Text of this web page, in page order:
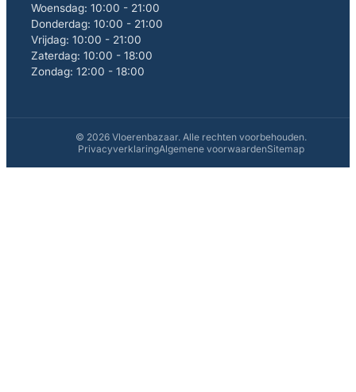
Woensdag: 10:00 - 21:00
Donderdag: 10:00 - 21:00
Vrijdag: 10:00 - 21:00
Zaterdag: 10:00 - 18:00
Zondag: 12:00 - 18:00
© 2026 Vloerenbazaar. Alle rechten voorbehouden.
PrivacyverklaringAlgemene voorwaardenSitemap